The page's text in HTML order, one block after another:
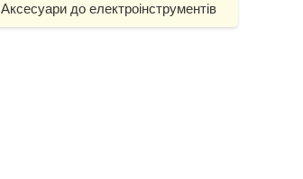
Аксесуари до електроінструментів